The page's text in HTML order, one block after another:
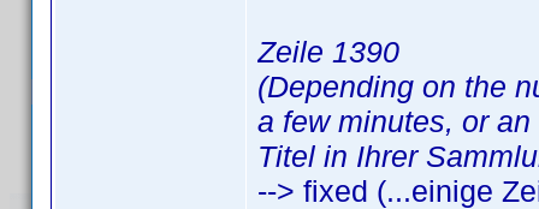
Zeile 1390
(Depending on the
a few minutes, or
Titel in Ihrer
--> fixed (...einige